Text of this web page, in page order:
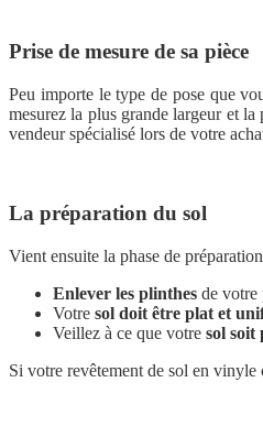
Prise de mesure de sa pièce
Peu importe le type de pose que
mesurez la plus grande largeur et
vendeur spécialisé lors de votre
La préparation du sol
Vient ensuite la phase de
Enlever les plinthes de votre
Votre sol doit être plat et
Veillez à ce que votre sol soit
Si votre revêtement de sol en vinyle